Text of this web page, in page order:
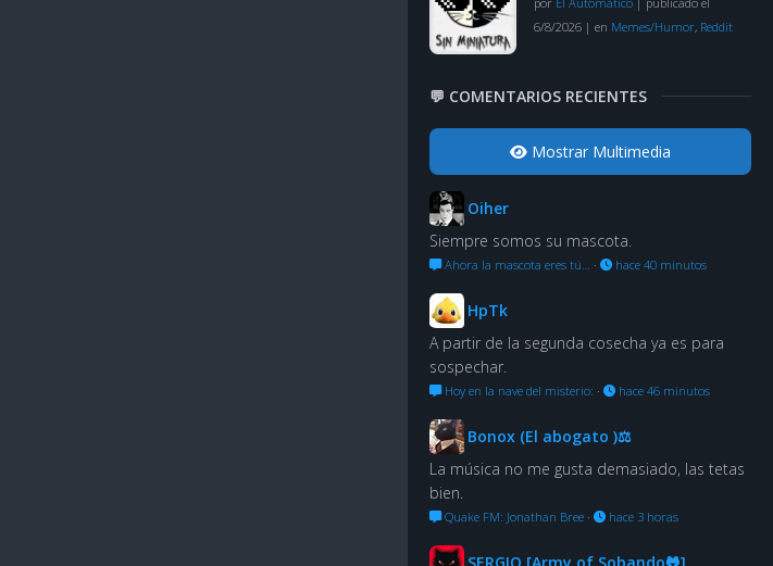
6/8/2026 | en Memes/Humor, Reddit
💬 COMENTARIOS RECIENTES
Mostrar Multimedia
Oiher
Siempre somos su mascota.
Ahora la mascota eres tú… · hace 40 minutos
HpTk
A partir de la segunda cosecha ya es para
sospechar.
Hoy en la nave del misterio: · hace 46 minutos
Bonox (El abogato )⚖
La música no me gusta demasiado, las tetas
bien.
Quake FM: Jonathan Bree · hace 3 horas